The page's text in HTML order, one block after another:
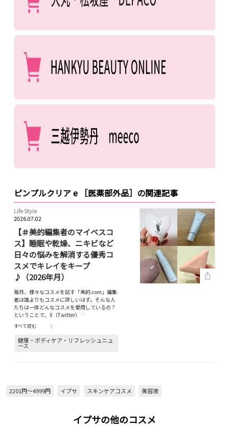
ピンプルクリア e ［医薬部外品］の関連記事
Life Style
2026.07.02
【＃美的編集者のマイベスコ
ス】睡眠や乾燥、ニキビなど
日々の悩みを解消する優秀コ
スメでキレイをキープ
♪（2026年月）
毎月、様々なコスメを試す「美的.com」編集
者は誰よりもコスメに詳しいはず。そんな人
たちは一体どんなコスメを愛用しているの？
ということで、X（Twitter）…
すべて読む
健康・ボディケア・リフレッシュニュ
ース
2201円～4999円 イプサ スキンケアコスメ 美容液
イプサの他のコスメ